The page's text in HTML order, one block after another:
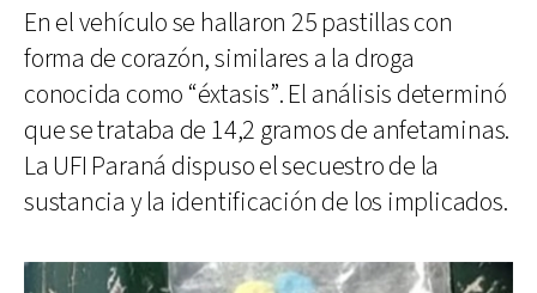
En el vehículo se hallaron 25 pastillas con
forma de corazón, similares a la droga
conocida como “éxtasis”. El análisis determinó
que se trataba de 14,2 gramos de anfetaminas.
La UFI Paraná dispuso el secuestro de la
sustancia y la identificación de los implicados.